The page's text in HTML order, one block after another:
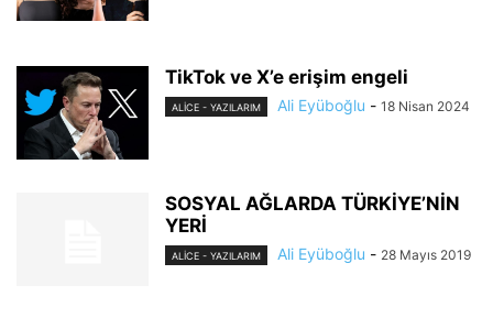
TikTok ve X’e erişim engeli
ALİCE - YAZILARIM Ali Eyüboğlu - 18 Nisan 2024
SOSYAL AĞLARDA TÜRKİYE’NİN
YERİ
ALİCE - YAZILARIM Ali Eyüboğlu - 28 Mayıs 2019